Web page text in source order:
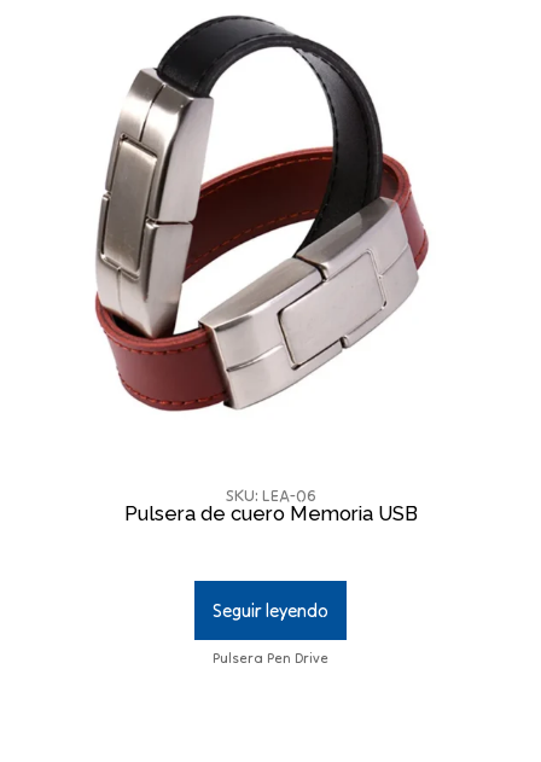
SKU: LEA-06
Pulsera de cuero Memoria USB
Seguir leyendo
Pulsera Pen Drive